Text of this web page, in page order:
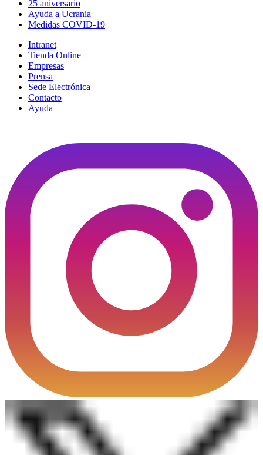
25 aniversario
Ayuda a Ucrania
Medidas COVID-19
Intranet
Tienda Online
Empresas
Prensa
Sede Electrónica
Contacto
Ayuda